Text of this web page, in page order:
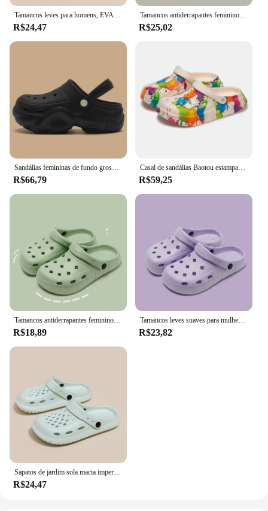
R$24,47
Tamancos antiderrapantes femininos, tamancos leves EVA, sola grossa, slides para praia, sapatos casuais ao ar livre, par de sapatos de jardim, verão
R$25,02
R$66,79
Casal de sandálias Baotou estampadas para mulheres, sapatos novos, praia antiderrapante, sola macia, celebridade da Internet, moda de verão, 2022
R$59,25
R$18,89
Tamancos leves suaves para mulheres, antiderrapante, sola grossa, chinelos de praia, sapatos de jardim, moda ao ar livre, novo, verão, 2022
R$23,82
Sapatos de jardim sola macia impermeável, Indoor Nursing Sandals, Confortável Outdoor Slides, Sandálias de moda feminina, Verão
R$24,47